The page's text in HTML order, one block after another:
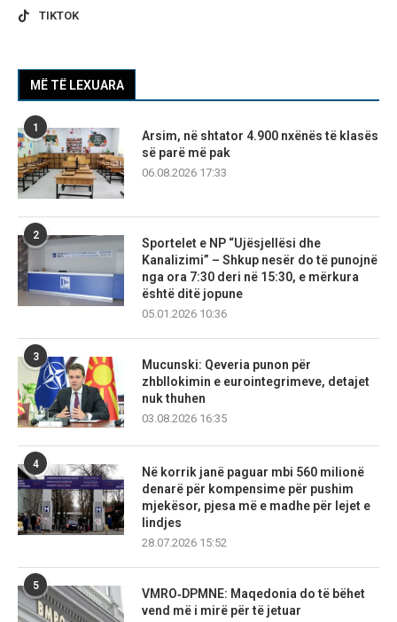
TIKTOK
MË TË LEXUARA
1
Arsim, në shtator 4.900 nxënës të klasës
së parë më pak
06.08.2026 17:33
2
Sportelet e NP “Ujësjellësi dhe
Kanalizimi” – Shkup nesër do të punojnë
nga ora 7:30 deri në 15:30, e mërkura
është ditë jopune
05.01.2026 10:36
3
Mucunski: Qeveria punon për
zhbllokimin e eurointegrimeve, detajet
nuk thuhen
03.08.2026 16:35
4
Në korrik janë paguar mbi 560 milionë
denarë për kompensime për pushim
mjekësor, pjesa më e madhe për lejet e
lindjes
28.07.2026 15:52
5
VMRO‑DPMNE: Maqedonia do të bëhet
vend më i mirë për të jetuar